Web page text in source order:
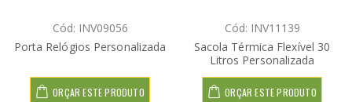
Cód: INV09056
Porta Relógios Personalizada
ORÇAR ESTE PRODUTO
Cód: INV11139
Sacola Térmica Flexível 30
Litros Personalizada
ORÇAR ESTE PRODUTO